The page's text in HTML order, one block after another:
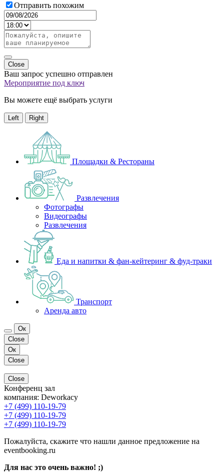
Отправить похожим
Close
Ваш запрос успешно отправлен
Мероприятие под ключ
Вы можете ещё выбрать услуги
Left Right
Площадки & Рестораны
Развлечения
Фотографы
Видеографы
Развлечения
Еда и напитки & фан-кейтеринг & фуд-траки
Транспорт
Аренда авто
Ок
Close
Ок
Close
Close
Конференц зал
компания: Deworkacy
+7 (499) 110-19-79
+7 (499) 110-19-79
+7 (499) 110-19-79
Пожалуйста, скажите что нашли данное предложение на
eventbooking.ru
Для нас это очень важно! ;)